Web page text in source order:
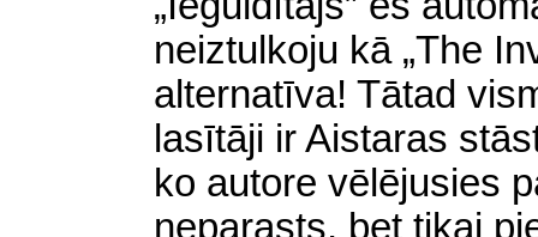
neiztulkoju kā „The
alternatīva! Tātad
lasītāji ir Aistaras
ko autore vēlējusies
neparasts, bet tikai